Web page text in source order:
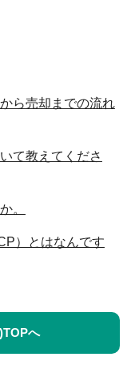
ら売却までの流れ
て教えてくださ
。
）とはなんです
へ